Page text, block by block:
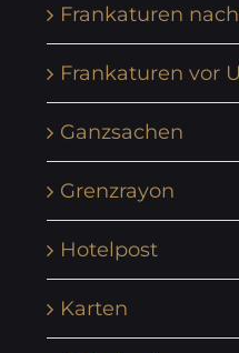
Frankaturen
Frankaturen vor
Ganzsachen
Grenzrayon
Hotelpost
Karten